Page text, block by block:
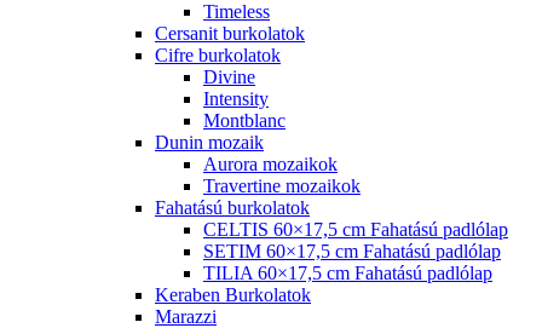
Timeless
Cersanit burkolatok
Cifre burkolatok
Divine
Intensity
Montblanc
Dunin mozaik
Aurora mozaikok
Travertine mozaikok
Fahatású burkolatok
CELTIS 60×17,5 cm Fahatású padlólap
SETIM 60×17,5 cm Fahatású padlólap
TILIA 60×17,5 cm Fahatású padlólap
Keraben Burkolatok
Marazzi